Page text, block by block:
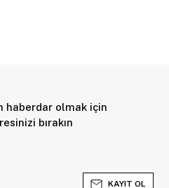
haberdar olmak için
bırakın
KAYIT OL